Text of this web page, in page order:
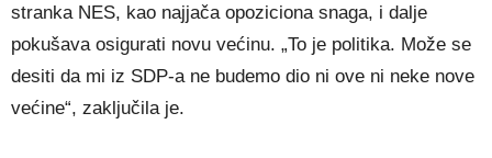
stranka NES, kao najjača opoziciona snaga, i dalje
pokušava osigurati novu većinu. „To je politika. Može se
desiti da mi iz SDP-a ne budemo dio ni ove ni neke nove
većine“, zaključila je.